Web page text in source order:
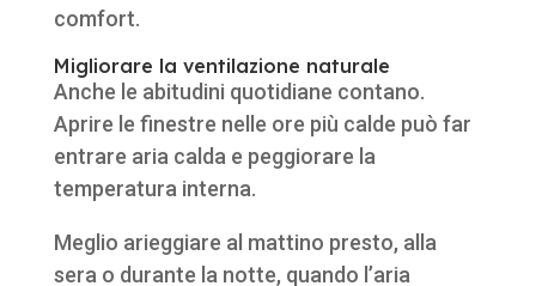
comfort.
Migliorare la ventilazione naturale
Anche le abitudini quotidiane contano.
Aprire le finestre nelle ore più calde può far
entrare aria calda e peggiorare la
temperatura interna.
Meglio arieggiare al mattino presto, alla
sera o durante la notte, quando l’aria